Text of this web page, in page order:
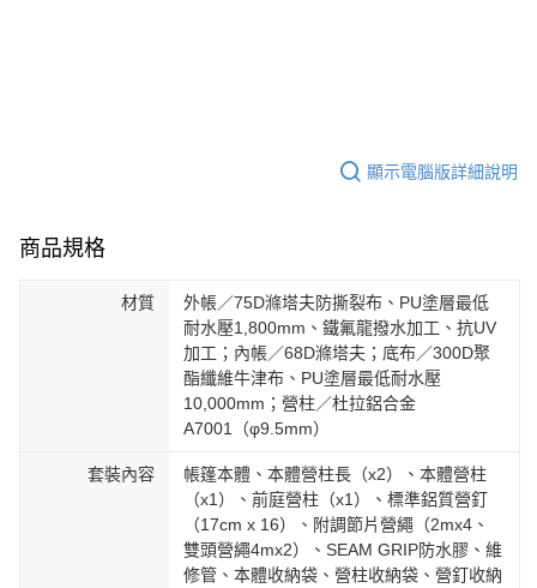
顯示電腦版詳細說明
商品規格
材質
外帳／75D滌塔夫防撕裂布、PU塗層最低
耐水壓1,800mm、鐵氟龍撥水加工、抗UV
加工；內帳／68D滌塔夫；底布／300D聚
酯纖維牛津布、PU塗層最低耐水壓
10,000mm；營柱／杜拉鋁合金
A7001（φ9.5mm）
套裝內容
帳篷本體、本體營柱長（x2）、本體營柱
（x1）、前庭營柱（x1）、標準鋁質營釘
（17cm x 16）、附調節片營繩（2mx4、
雙頭營繩4mx2）、SEAM GRIP防水膠、維
修管、本體收納袋、營柱收納袋、營釘收納